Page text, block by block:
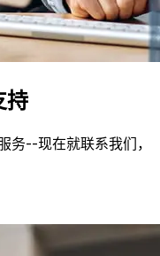
持
务--现在就联系我们，